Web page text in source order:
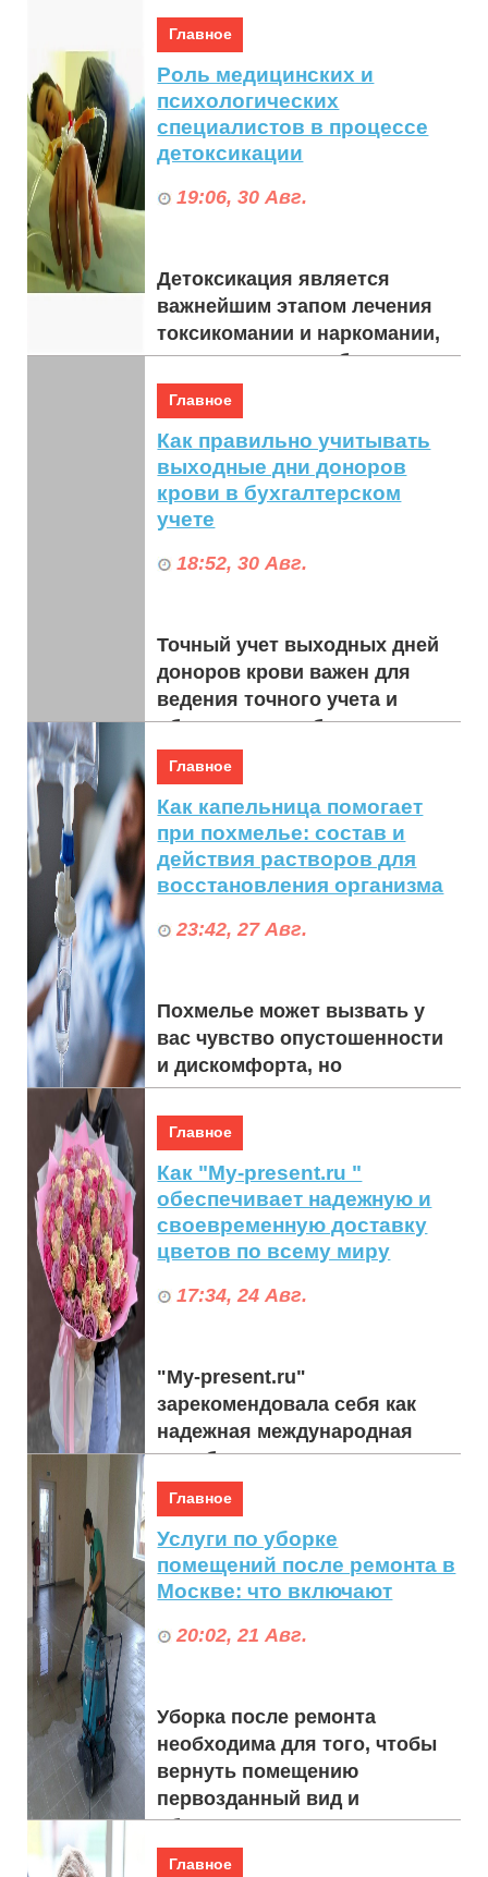
проводимая
профессионалами, предлагает
ряд преимуществ и
специализированных
функци...
Главное
Роль медицинских и
психологических
специалистов в процессе
детоксикации
19:06, 30 Авг.
Детоксикация является
важнейшим этапом лечения
токсикомании и наркомании,
направленным на безопасное
выведение вредных веществ
из организма и уст...
Главное
Как правильно учитывать
выходные дни доноров
крови в бухгалтерском
учете
18:52, 30 Авг.
Точный учет выходных дней
доноров крови важен для
ведения точного учета и
обеспечения соблюдения
юридических и
организационных требований.
Вот ка...
Главное
Как капельница помогает
при похмелье: состав и
действия растворов для
восстановления организма
23:42, 27 Авг.
Похмелье может вызвать у
вас чувство опустошенности
и дискомфорта, но
капельница или внутривенное
вливание могут стать
эффективным средством для
...
Главное
Как "My-present.ru "
обеспечивает надежную и
своевременную доставку
цветов по всему миру
17:34, 24 Авг.
"My-present.ru"
зарекомендовала себя как
надежная международная
служба доставки цветов,
благодаря сочетанию
стратегических партнерских
отношений,...
Главное
Услуги по уборке
помещений после ремонта в
Москве: что включают
20:02, 21 Авг.
Уборка после ремонта
необходима для того, чтобы
вернуть помещению
первозданный вид и
обеспечить здоровую
окружающую среду. В Москве
Главное